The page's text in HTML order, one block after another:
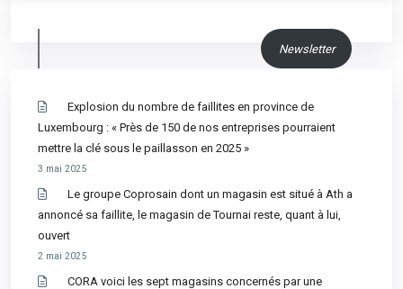
Newsletter
Explosion du nombre de faillites en province de
Luxembourg : « Près de 150 de nos entreprises pourraient
mettre la clé sous le paillasson en 2025 »
3 mai 2025
Le groupe Coprosain dont un magasin est situé à Ath a
annoncé sa faillite, le magasin de Tournai reste, quant à lui,
ouvert
2 mai 2025
CORA voici les sept magasins concernés par une